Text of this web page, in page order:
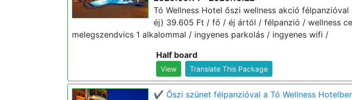
Tó Wellness Hotel őszi wellness akció félpanzióval
éj) 39.605 Ft / fő / éj ártól / félpanzió / wellness
melegszendvics 1 alkalommal / ingyenes parkolás / ingyenes wifi /
Half board
View Translate This Package
✔️ Őszi szünet félpanzióval a Tó Wellness